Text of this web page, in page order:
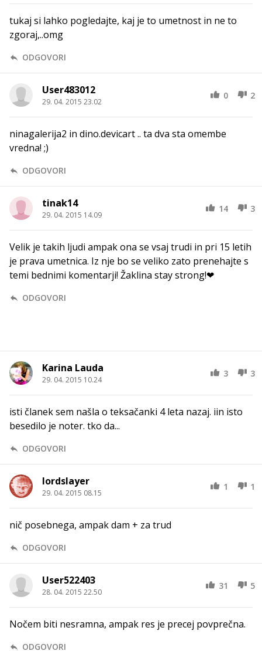
tukaj si lahko pogledajte, kaj je to umetnost in ne to
zgoraj,..omg
ODGOVORI
User483012
29. 04. 2015 23.02
0 2
ninagalerija2 in dino.devicart .. ta dva sta omembe
vredna! ;)
ODGOVORI
tinak14
29. 04. 2015 14.09
14 3
Velik je takih ljudi ampak ona se vsaj trudi in pri 15 letih
je prava umetnica. Iz nje bo se veliko zato prenehajte s
temi bednimi komentarji! Žaklina stay strong!❤
ODGOVORI
Karina Lauda
29. 04. 2015 10.24
3 3
isti članek sem našla o teksačanki 4 leta nazaj. iin isto
besedilo je noter. tko da...
ODGOVORI
lordslayer
29. 04. 2015 08.15
1 1
nič posebnega, ampak dam + za trud
ODGOVORI
User522403
28. 04. 2015 22.50
31 5
Nočem biti nesramna, ampak res je precej povprečna.
ODGOVORI